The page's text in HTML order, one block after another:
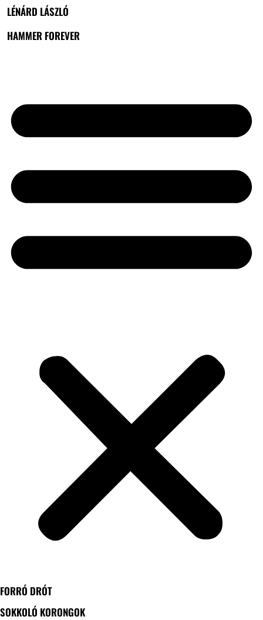
LÉNÁRD LÁSZLÓ
HAMMER FOREVER
FORRÓ DRÓT
SOKKOLÓ KORONGOK